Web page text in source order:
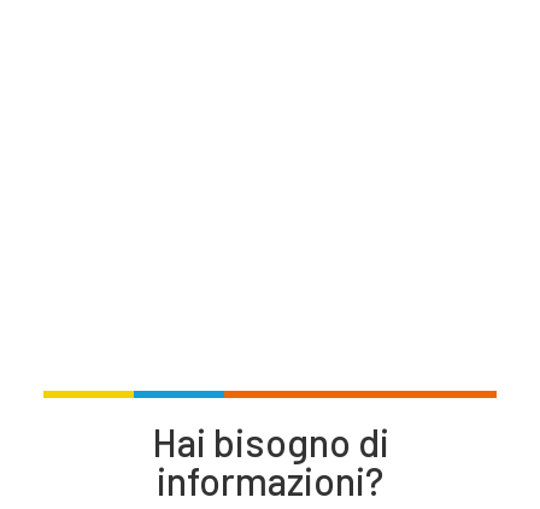
Hai bisogno di
informazioni?